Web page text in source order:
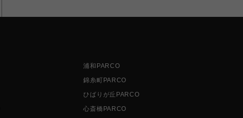
浦和PARCO
錦糸町PARCO
ひばりが丘PARCO
心斎橋PARCO